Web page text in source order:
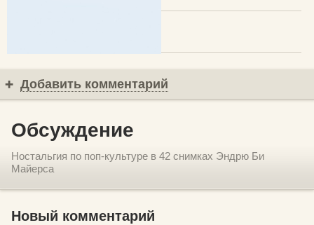
Добавить комментарий
Обсуждение
Ностальгия по поп-культуре в 42 снимках Эндрю Би
Майерса
Новый комментарий